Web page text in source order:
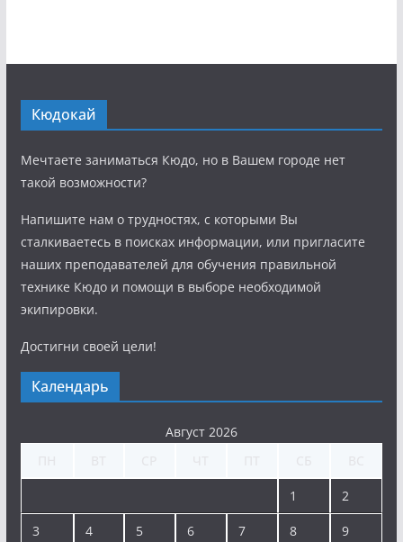
Кюдокай
Мечтаете заниматься Кюдо, но в Вашем городе нет
такой возможности?
Напишите нам о трудностях, с которыми Вы
сталкиваетесь в поисках информации, или пригласите
наших преподавателей для обучения правильной
технике Кюдо и помощи в выборе необходимой
экипировки.
Достигни своей цели!
Календарь
Август 2026
1 2
3 4 5 6 7 8 9